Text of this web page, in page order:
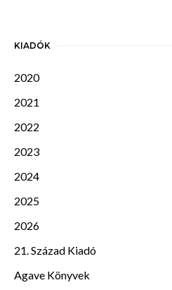
KIADÓK
2020
2021
2022
2023
2024
2025
2026
21. Század Kiadó
Agave Könyvek